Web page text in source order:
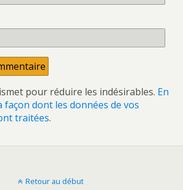
pour réduire les indésirables. En
dont les données de vos
traitées.
Retour au début